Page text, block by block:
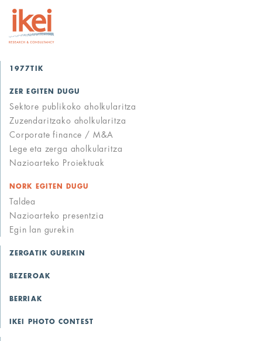
1977TIK
ZER EGITEN DUGU
Sektore publikoko aholkularitza
Zuzendaritzako aholkularitza
Corporate finance / M&A
Lege eta zerga aholkularitza
Nazioarteko Proiektuak
NORK EGITEN DUGU
Taldea
Nazioarteko presentzia
Egin lan gurekin
ZERGATIK GUREKIN
BEZEROAK
BERRIAK
IKEI PHOTO CONTEST